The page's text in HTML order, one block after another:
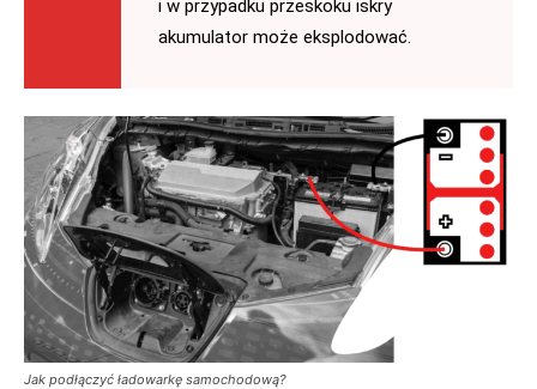
i w przypadku przeskoku iskry
akumulator może eksplodować.
Jak podłączyć ładowarkę samochodową?